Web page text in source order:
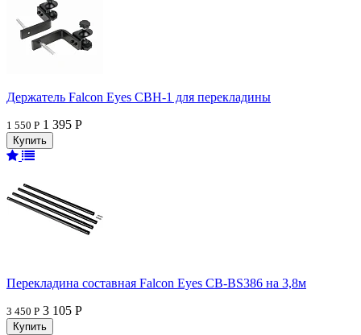
Держатель Falcon Eyes CBH-1 для перекладины
1 550 Р 1 395 Р
Перекладина составная Falcon Eyes CB-BS386 на 3,8м
3 450 Р 3 105 Р